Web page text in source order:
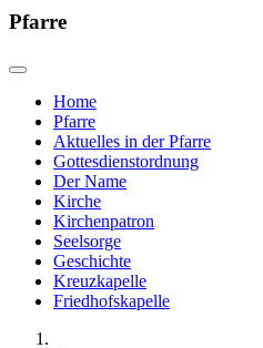
Pfarre
Home
Pfarre
Aktuelles in der Pfarre
Gottesdienstordnung
Der Name
Kirche
Kirchenpatron
Seelsorge
Geschichte
Kreuzkapelle
Friedhofskapelle